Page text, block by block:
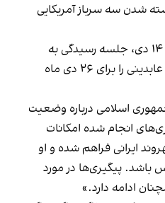
شدن سه سرباز آمریکایی
دادگاه تجدیدنظر میلان جمعه ۱۴ دی، جلسه رسیدگی به
درخواست حبس خانگی محمد عابدینی را برای ۲۶ دی‌ ماه
اسلامی درباره وضعیت
انجام شده امکانات
ایرانی فراهم شده و او
باشد. پیگیری‌ها در مورد
ادامه دارد.»